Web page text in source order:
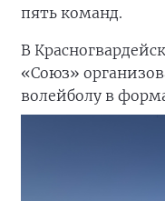
пять команд.
В
«Союз»
волейболу в